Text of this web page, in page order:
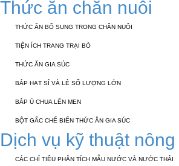
Thức ăn chăn nuôi
THỨC ĂN BỔ SUNG TRONG CHĂN NUÔI
TIỆN ÍCH TRANG TRẠI BÒ
THỨC ĂN GIA SÚC
BẮP HẠT SỈ VÀ LẺ SỐ LƯỢNG LỚN
BẮP Ủ CHUA LÊN MEN
BỘT GẤC CHẾ BIẾN THỨC ĂN GIA SÚC
Dịch vụ kỹ thuật
CÁC CHỈ TIÊU PHÂN TÍCH MẪU NƯỚC VÀ NƯỚC THẢI